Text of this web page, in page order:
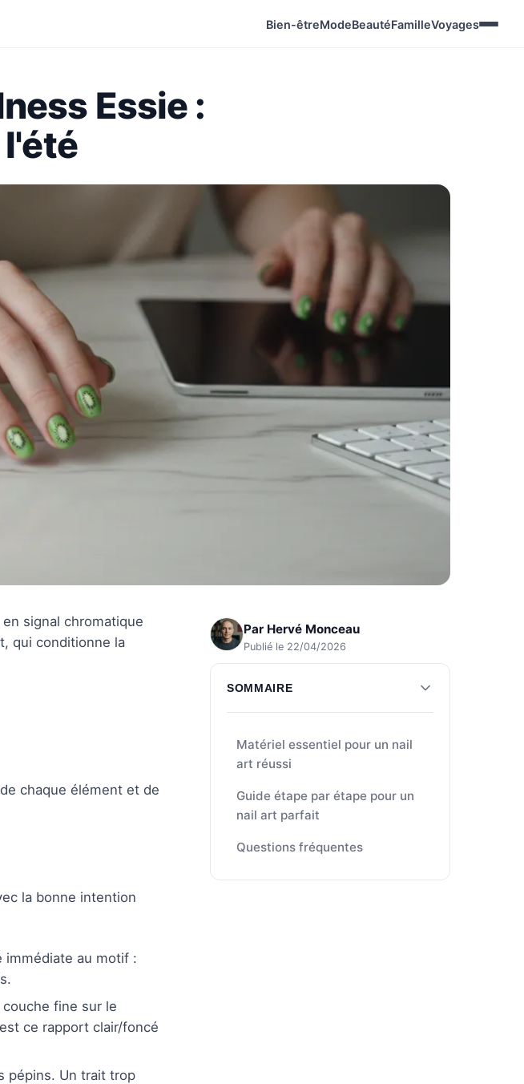
Bien-êtreModeBeautéFamilleVoyages
Essie :
Par Hervé Monceau
Publié le 22/04/2026
SOMMAIRE
Matériel essentiel pour un nail
art réussi
Guide étape par étape pour un
nail art parfait
Questions fréquentes
signal chromatique
qui conditionne la
chaque élément et de
la bonne intention
immédiate au motif :
fine sur le
ce rapport clair/foncé
pépins. Un trait trop